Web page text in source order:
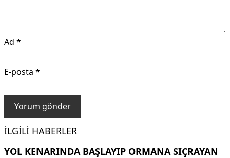
Ad *
E-posta *
İLGILI HABERLER
YOL KENARINDA BAŞLAYIP ORMANA SIÇRAYAN